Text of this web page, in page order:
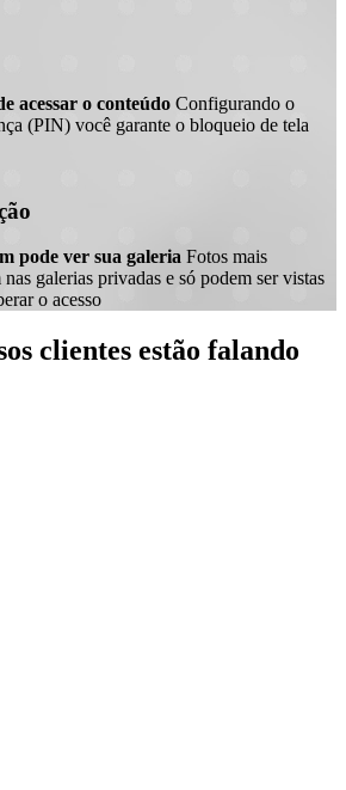
acessar o conteúdo Configurando o
(PIN) você garante o bloqueio de tela
pode ver sua galeria Fotos mais
galerias privadas e só podem ser vistas
o acesso
clientes estão falando